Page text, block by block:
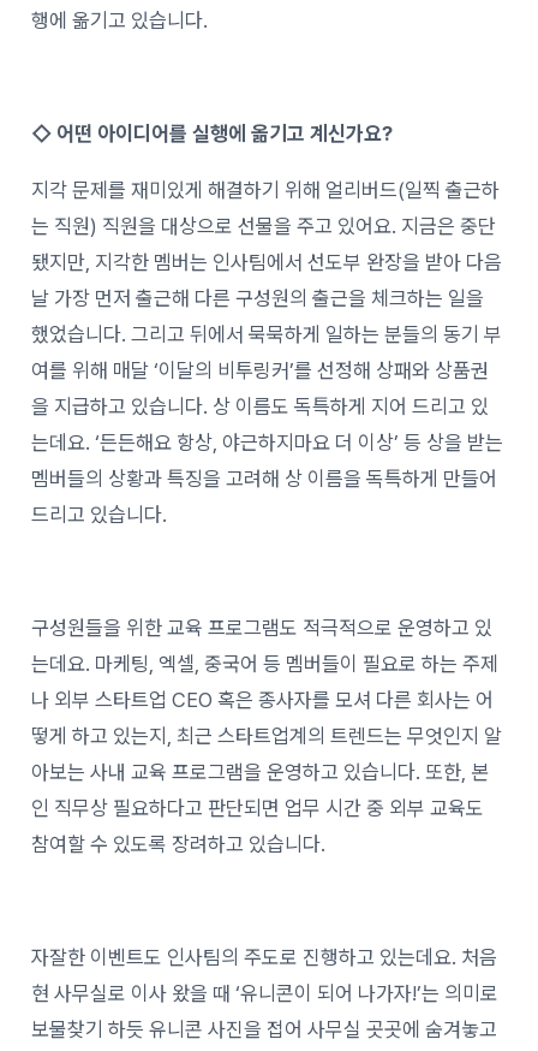
행에 옮기고 있습니다.
◇ 어떤 아이디어를 실행에 옮기고 계신가요?
지각 문제를 재미있게 해결하기 위해 얼리버드(일찍 출근하
는 직원) 직원을 대상으로 선물을 주고 있어요. 지금은 중단
됐지만, 지각한 멤버는 인사팀에서 선도부 완장을 받아 다음
날 가장 먼저 출근해 다른 구성원의 출근을 체크하는 일을
했었습니다. 그리고 뒤에서 묵묵하게 일하는 분들의 동기 부
여를 위해 매달 ‘이달의 비투링커’를 선정해 상패와 상품권
을 지급하고 있습니다. 상 이름도 독특하게 지어 드리고 있
는데요. ‘든든해요 항상, 야근하지마요 더 이상’ 등 상을 받는
멤버들의 상황과 특징을 고려해 상 이름을 독특하게 만들어
드리고 있습니다.
구성원들을 위한 교육 프로그램도 적극적으로 운영하고 있
는데요. 마케팅, 엑셀, 중국어 등 멤버들이 필요로 하는 주제
나 외부 스타트업 CEO 혹은 종사자를 모셔 다른 회사는 어
떻게 하고 있는지, 최근 스타트업계의 트렌드는 무엇인지 알
아보는 사내 교육 프로그램을 운영하고 있습니다. 또한, 본
인 직무상 필요하다고 판단되면 업무 시간 중 외부 교육도
참여할 수 있도록 장려하고 있습니다.
자잘한 이벤트도 인사팀의 주도로 진행하고 있는데요. 처음
현 사무실로 이사 왔을 때 ‘유니콘이 되어 나가자!’는 의미로
보물찾기 하듯 유니콘 사진을 접어 사무실 곳곳에 숨겨놓고